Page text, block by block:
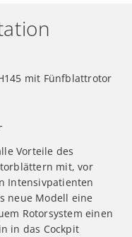
Vorteile des
mit, vor
Intensivpatienten
neue Modell eine
Rotorsystem einen
in das Cockpit